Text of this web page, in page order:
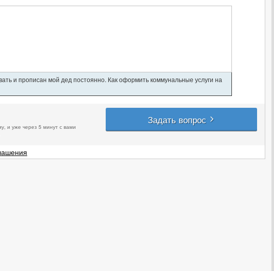
и прописан мой дед постоянно. Как оформить коммунальные услуги на
и уже через 5 минут с вами
Задать вопрос